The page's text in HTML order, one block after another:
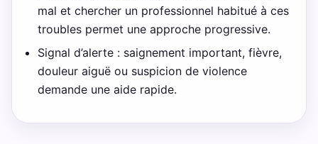
mal et chercher un professionnel habitué à ces
troubles permet une approche progressive.
Signal d’alerte : saignement important, fièvre,
douleur aiguë ou suspicion de violence
demande une aide rapide.